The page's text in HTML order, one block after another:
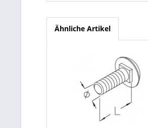
Ähnliche Artikel